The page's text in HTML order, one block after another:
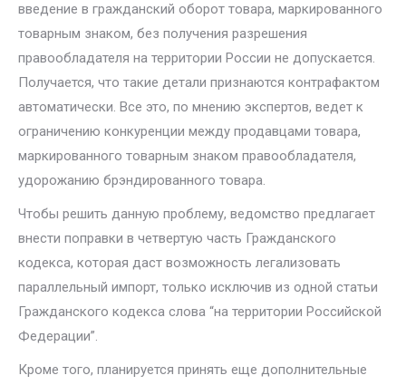
введение в гражданский оборот товара, маркированного
товарным знаком, без получения разрешения
правообладателя на территории России не допускается.
Получается, что такие детали признаются контрафактом
автоматически. Все это, по мнению экспертов, ведет к
ограничению конкуренции между продавцами товара,
маркированного товарным знаком правообладателя,
удорожанию брэндированного товара.
Чтобы решить данную проблему, ведомство предлагает
внести поправки в четвертую часть Гражданского
кодекса, которая даст возможность легализовать
параллельный импорт, только исключив из одной статьи
Гражданского кодекса слова “на территории Российской
Федерации”.
Кроме того, планируется принять еще дополнительные